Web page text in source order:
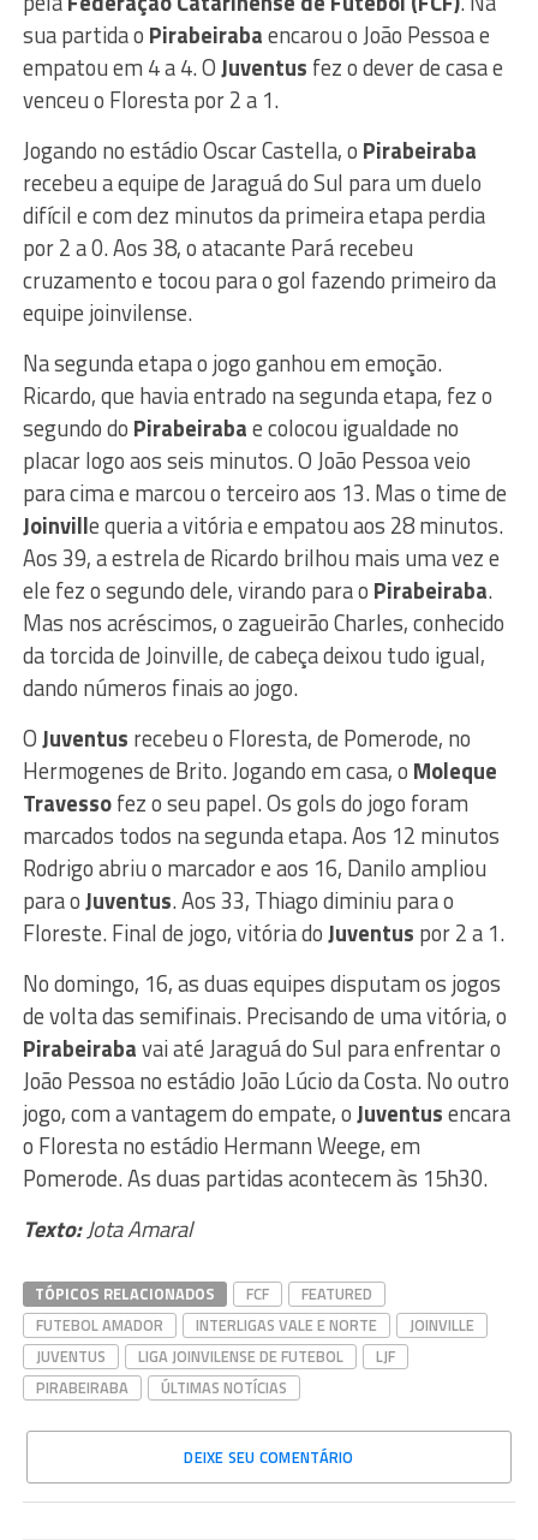
sua partida o Pirabeirabaencarou o João Pessoa e
empatou em 4 a 4. OJuventus fez o dever de casa e
venceu o Floresta por 2 a 1.
Jogando no estádio Oscar Castella, o Pirabeiraba
recebeu a equipe de Jaraguá do Sul para um duelo
difícil e com dez minutos da primeira etapa perdia
por 2 a 0. Aos 38, o atacante Pará recebeu
cruzamento e tocou para o gol fazendo primeiro da
equipe joinvilense.
Na segunda etapa o jogo ganhou em emoção.
Ricardo, que havia entrado na segunda etapa, fez o
segundo do Pirabeirabae colocou igualdade no
placar logo aos seis minutos. O João Pessoa veio
para cima e marcou o terceiro aos 13. Mas o time de
Joinville queria a vitória e empatou aos 28 minutos.
Aos 39, a estrela de Ricardo brilhou mais uma vez e
ele fez o segundo dele, virando para o Pirabeiraba.
Mas nos acréscimos, o zagueirão Charles, conhecido
da torcida de Joinville, de cabeça deixou tudo igual,
dando números finais ao jogo.
OJuventus recebeu o Floresta, de Pomerode, no
Hermogenes de Brito. Jogando em casa, o Moleque
Travessofez o seu papel. Os gols do jogo foram
marcados todos na segunda etapa. Aos 12 minutos
Rodrigo abriu o marcador e aos 16, Danilo ampliou
para oJuventus. Aos 33, Thiago diminiu para o
Floreste. Final de jogo, vitória doJuventus por 2 a 1.
No domingo, 16, as duas equipes disputam os jogos
de volta das semifinais. Precisando de uma vitória, o
Pirabeirabavai até Jaraguá do Sul para enfrentar o
João Pessoa no estádio João Lúcio da Costa. No outro
jogo, com a vantagem do empate, oJuventusencara
o Floresta no estádio Hermann Weege, em
Pomerode. As duas partidas acontecem às 15h30.
Texto:Jota Amaral
TÓPICOS RELACIONADOS FCF
FEATURED
FUTEBOL AMADOR
INTERLIGAS VALE E NORTE
JOINVILLE
JUVENTUS
LIGA JOINVILENSE DE FUTEBOL
LJF
PIRABEIRABA
ÚLTIMAS NOTÍCIAS
DEIXE SEU COMENTÁRIO